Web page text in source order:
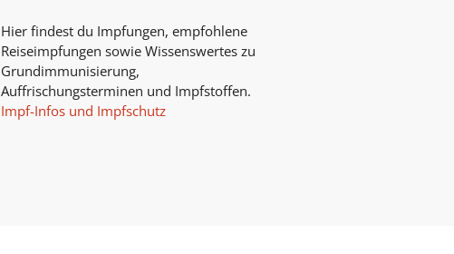
Hier findest du Impfungen, empfohlene
Reiseimpfungen sowie Wissenswertes zu
Grundimmunisierung,
Auffrischungsterminen und Impfstoffen.
Impf-Infos und Impfschutz